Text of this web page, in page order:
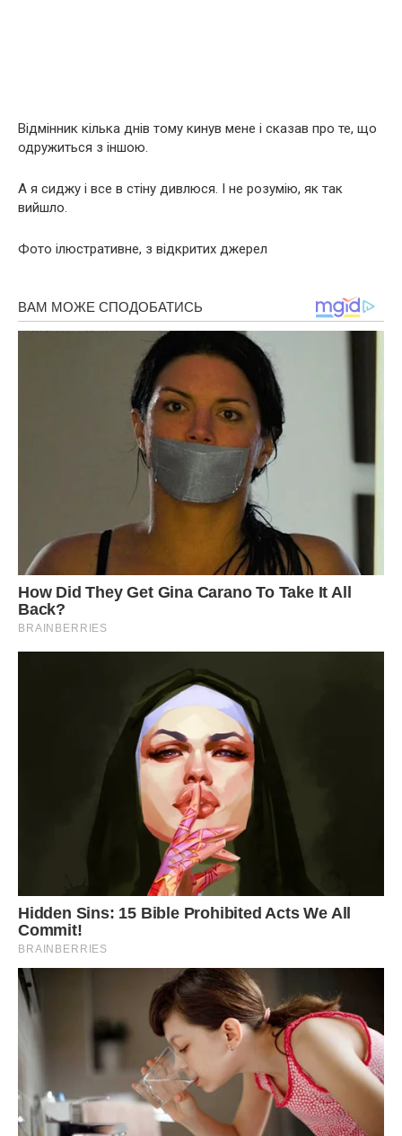
Відмінник кілька днів тому кинув мене і сказав про те, що
одружиться з іншою.
А я сиджу і все в стіну дивлюся. І не розумію, як так
вийшло.
Фото ілюстративне, з відкритих джерел